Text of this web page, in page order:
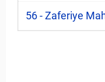
56 - Zaferiye